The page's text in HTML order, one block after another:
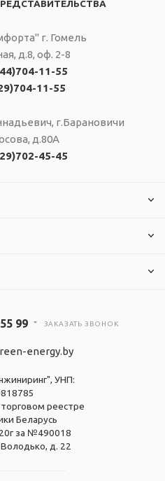
г. Гомель
д.8, оф. 2-8
11-55
11-55
г.Барановичи
д.80А
45-45
99 ЗАКАЗАТЬ ЗВОНОК
energy.by
УНП:
реестре
Беларусь
за №490018
Володько, д. 22